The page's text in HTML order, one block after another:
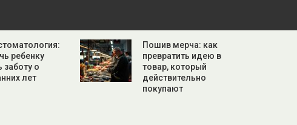
ребенку
заботу о
лет
Пошив мерча: как
превратить идею в
товар, который
действительно
покупают